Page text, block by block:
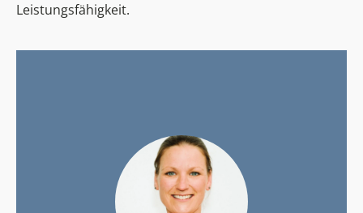
Leistungsfähigkeit.